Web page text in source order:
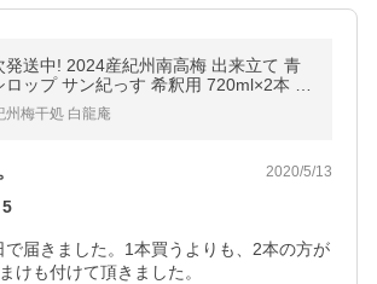
産紀州南高梅 出来立て 青
ロップ サン紀っす 希釈用 720ml×2本 簡
装 手作り 梅 ジュース 完熟梅 ギフト 送
料
州梅干処 白龍庵
2020/5/13
5
届きました。1本買うよりも、2本の方が
けも付けて頂きました。